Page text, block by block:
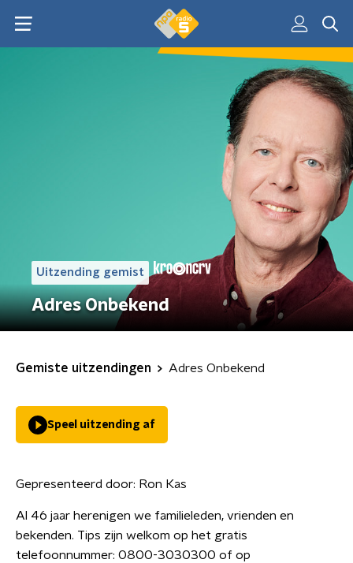
Uitzending gemist
Adres Onbekend
Gemiste uitzendingen Adres Onbekend
Speel uitzending af
Gepresenteerd door: Ron Kas
Al 46 jaar herenigen we familieleden, vrienden en
bekenden. Tips zijn welkom op het gratis
telefoonnummer: 0800-3030300 of op